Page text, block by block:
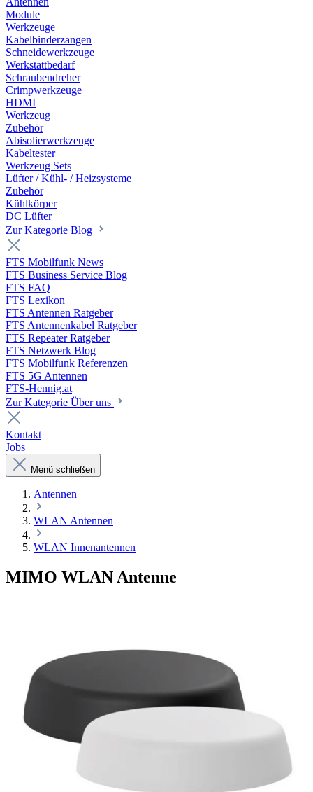
Module
Werkzeuge
Kabelbinderzangen
Schneidewerkzeuge
Werkstattbedarf
Schraubendreher
Crimpwerkzeuge
HDMI
Werkzeug
Zubehör
Abisolierwerkzeuge
Kabeltester
Werkzeug Sets
Lüfter / Kühl- / Heizsysteme
Zubehör
Kühlkörper
DC Lüfter
Zur Kategorie Blog
FTS Mobilfunk News
FTS Business Service Blog
FTS FAQ
FTS Lexikon
FTS Antennen Ratgeber
FTS Antennenkabel Ratgeber
FTS Repeater Ratgeber
FTS Netzwerk Blog
FTS Mobilfunk Referenzen
FTS 5G Antennen
FTS-Hennig.at
Zur Kategorie Über uns
Kontakt
Jobs
Menü schließen
Antennen
WLAN Antennen
WLAN Innenantennen
MIMO WLAN Antenne